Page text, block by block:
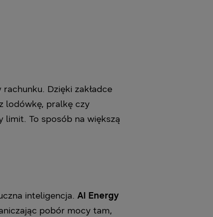
Dzięki zakładce
lodówkę, pralkę czy
To sposób na większą
inteligencja. AI Energy
pobór mocy tam,